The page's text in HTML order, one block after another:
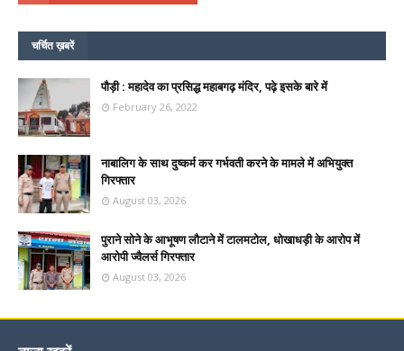
चर्चित ख़बरें
पौड़ी : महादेव का प्रसिद्ध महाबगढ़ मंदिर, पढ़े इसके बारे में
February 26, 2022
नाबालिग के साथ दुष्कर्म कर गर्भवती करने के मामले में अभियुक्त
गिरफ्तार
August 03, 2026
पुराने सोने के आभूषण लौटाने में टालमटोल, धोखाधड़ी के आरोप में
आरोपी ज्वैलर्स गिरफ्तार
August 03, 2026